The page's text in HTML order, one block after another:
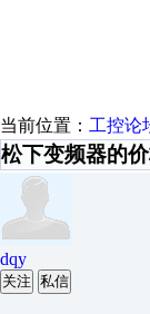
当前位置： 工控论
松下变频器的
dqy
关注 私信